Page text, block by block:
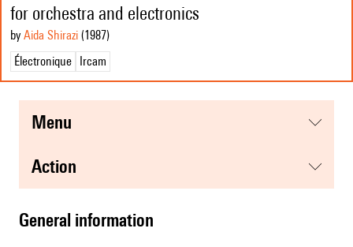
for orchestra and electronics
by Aida Shirazi (1987)
Électronique
Ircam
menu
action
general information